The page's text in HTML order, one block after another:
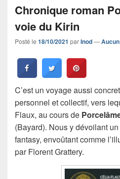
Chronique roman
voie du Kirin
Posté le 18/10/2021 parInod—
C’est un voyage aussi
personnel et collectif, vers
Flaux, au cours de
(Bayard). Nous y dévoilant
fantasy, envoûtant comme
par Florent Grattery.